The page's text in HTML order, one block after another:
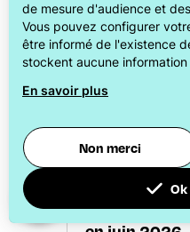
Les RDV
©
de mesure d'audience et
Vous pouvez configurer
être informé de l'existence
stockent aucune
En savoir plus
Non merci